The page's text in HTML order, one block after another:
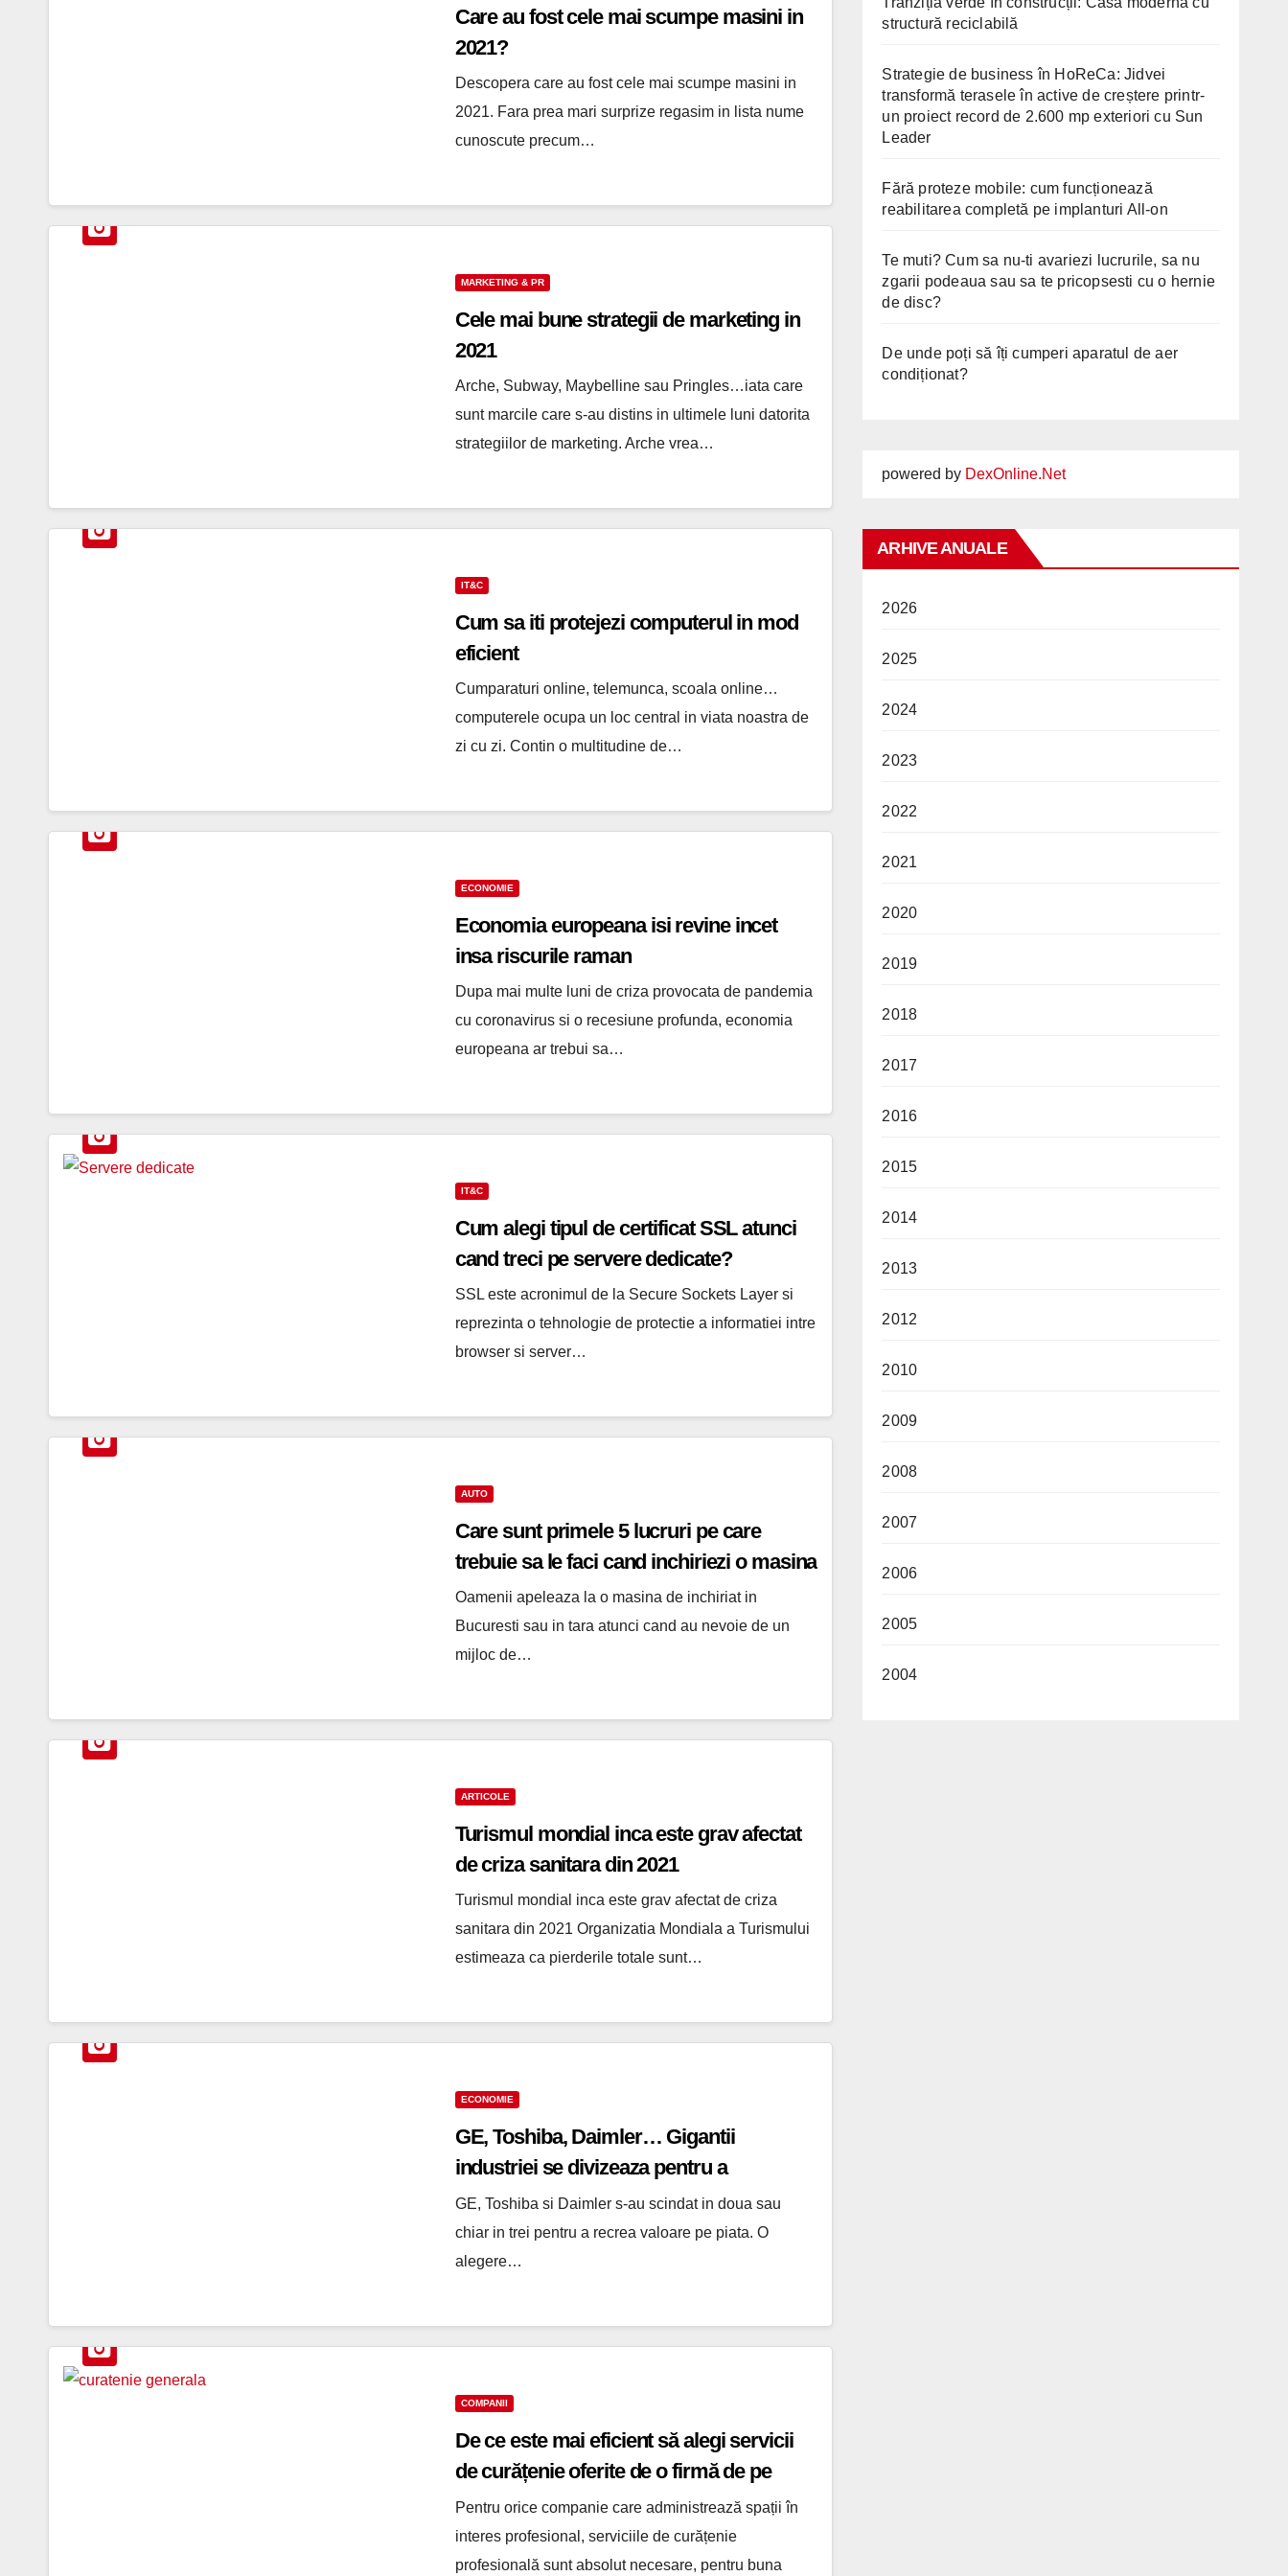
Care au fost cele mai scumpe masini in
2021?
Descopera care au fost cele mai scumpe masini in
2021. Fara prea mari surprize regasim in lista nume
cunoscute precum…
MARKETING & PR
Cele mai bune strategii de marketing in
2021
Arche, Subway, Maybelline sau Pringles…iata care
sunt marcile care s-au distins in ultimele luni datorita
strategiilor de marketing. Arche vrea…
IT&C
Cum sa iti protejezi computerul in mod
eficient
Cumparaturi online, telemunca, scoala online…
computerele ocupa un loc central in viata noastra de
zi cu zi. Contin o multitudine de…
ECONOMIE
Economia europeana isi revine incet
insa riscurile raman
Dupa mai multe luni de criza provocata de pandemia
cu coronavirus si o recesiune profunda, economia
europeana ar trebui sa…
IT&C
Cum alegi tipul de certificat SSL atunci
cand treci pe servere dedicate?
SSL este acronimul de la Secure Sockets Layer si
reprezinta o tehnologie de protectie a informatiei intre
browser si server…
AUTO
Care sunt primele 5 lucruri pe care
trebuie sa le faci cand inchiriezi o masina
Oamenii apeleaza la o masina de inchiriat in
Bucuresti sau in tara atunci cand au nevoie de un
mijloc de…
ARTICOLE
Turismul mondial inca este grav afectat
de criza sanitara din 2021
Turismul mondial inca este grav afectat de criza
sanitara din 2021 Organizatia Mondiala a Turismului
estimeaza ca pierderile totale sunt…
ECONOMIE
GE, Toshiba, Daimler… Gigantii
industriei se divizeaza pentru a
supravietui pe piata
GE, Toshiba si Daimler s-au scindat in doua sau
chiar in trei pentru a recrea valoare pe piata. O
alegere…
COMPANII
De ce este mai eficient să alegi servicii
de curățenie oferite de o firmă de pe
segmentul B2B
Pentru orice companie care administrează spații în
interes profesional, serviciile de curățenie
profesională sunt absolut necesare, pentru buna
structură reciclabilă
Strategie de business în HoReCa: Jidvei
transformă terasele în active de creștere printr-
un proiect record de 2.600 mp exteriori cu Sun
Leader
Fără proteze mobile: cum funcționează
reabilitarea completă pe implanturi All-on
Te muti? Cum sa nu-ti avariezi lucrurile, sa nu
zgarii podeaua sau sa te pricopsesti cu o hernie
de disc?
De unde poți să îți cumperi aparatul de aer
condiționat?
powered by DexOnline.Net
ARHIVE ANUALE
2026
2025
2024
2023
2022
2021
2020
2019
2018
2017
2016
2015
2014
2013
2012
2010
2009
2008
2007
2006
2005
2004